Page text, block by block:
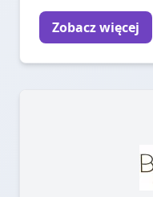
Zobacz więcej